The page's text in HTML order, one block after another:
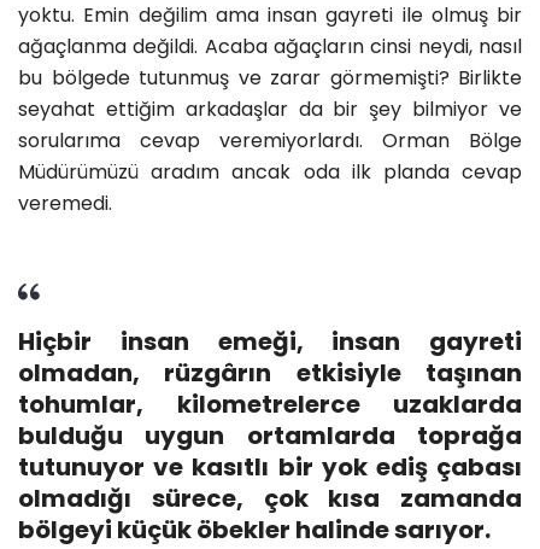
yoktu. Emin değilim ama insan gayreti ile olmuş bir
ağaçlanma değildi. Acaba ağaçların cinsi neydi, nasıl
bu bölgede tutunmuş ve zarar görmemişti? Birlikte
seyahat ettiğim arkadaşlar da bir şey bilmiyor ve
sorularıma cevap veremiyorlardı. Orman Bölge
Müdürümüzü aradım ancak oda ilk planda cevap
veremedi.
Hiçbir insan emeği, insan gayreti
olmadan, rüzgârın etkisiyle taşınan
tohumlar, kilometrelerce uzaklarda
bulduğu uygun ortamlarda toprağa
tutunuyor ve kasıtlı bir yok ediş çabası
olmadığı sürece, çok kısa zamanda
bölgeyi küçük öbekler halinde sarıyor.